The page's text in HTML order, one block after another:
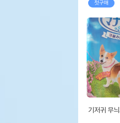
첫구매
기저귀 무